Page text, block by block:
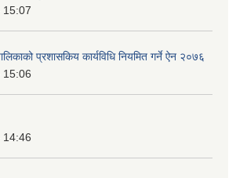
15:07
प्रशासकिय कार्यविधि नियमित गर्ने ऐन २०७६
15:06
14:46